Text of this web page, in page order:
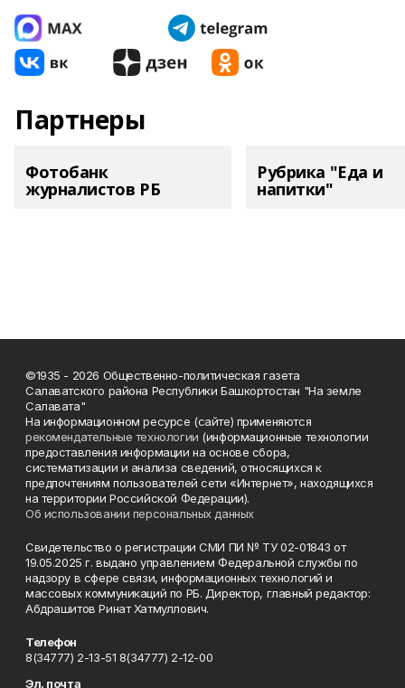
Партнеры
Фотобанк
журналистов РБ
Рубрика "Еда и
напитки"
©1935 - 2026 Общественно-политическая газета
Салаватского района Республики Башкортостан "На земле
Салавата"
На информационном ресурсе (сайте) применяются
рекомендательные технологии (информационные технологии
предоставления информации на основе сбора,
систематизации и анализа сведений, относящихся к
предпочтениям пользователей сети «Интернет», находящихся
на территории Российской Федерации).
Об использовании персональных данных
Свидетельство о регистрации СМИ ПИ № ТУ 02-01843 от
19.05.2025 г. выдано управлением Федеральной службы по
надзору в сфере связи, информационных технологий и
массовых коммуникаций по РБ. Директор, главный редактор:
Абдрашитов Ринат Хатмуллович.
Телефон
8(34777) 2-13-51 8(34777) 2-12-00
Эл. почта